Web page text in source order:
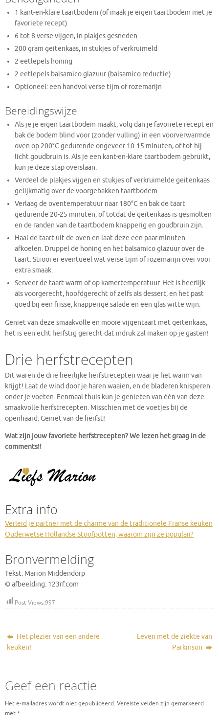
1 kant-en-klare taartbodem (of maak je eigen taartbodem met je
favoriete recept)
6 tot 8 verse vijgen, in plakjes gesneden
200 gram geitenkaas, in stukjes of verkruimeld
2 eetlepels honing
2 eetlepels balsamico glazuur (balsamico reductie)
Optioneel: een handvol verse tijm of rozemarijn
Bereidingswijze
Als je je eigen taartbodem maakt, volg dan je favoriete recept en
bak de bodem blind voor (zonder vulling) in een voorverwarmde
oven op 200°C gedurende ongeveer 10-15 minuten, of tot hij
licht goudbruin is. Als je een kant-en-klare taartbodem gebruikt,
kun je deze stap overslaan.
Verdeel de plakjes vijgen en stukjes of verkruimelde geitenkaas
gelijkmatig over de voorgebakken taartbodem.
Verlaag de oventemperatuur naar 180°C en bak de taart
gedurende 20-25 minuten, of totdat de geitenkaas is gesmolten
en de randen van de taartbodem knapperig en goudbruin zijn.
Haal de taart uit de oven en laat deze een paar minuten
afkoelen. Druppel de honing en het balsamico glazuur over de
taart. Strooi er eventueel wat verse tijm of rozemarijn over voor
extra smaak.
Serveer de taart warm of op kamertemperatuur. Het is heerlijk
als voorgerecht, hoofdgerecht of zelfs als dessert, en het past
goed bij een frisse, knapperige salade en een glas witte wijn.
Geniet van deze smaakvolle en mooie vijgentaart met geitenkaas,
het is een echt herfstig gerecht dat indruk zal maken op je gasten!
Drie herfstrecepten
Dit waren de drie heerlijke herfstrecepten waar je het warm van
krijgt! Laat de wind door je haren waaien, en de bladeren knisperen
onder je voeten. Eenmaal thuis kun je genieten van één van deze
smaakvolle herfstrecepten. Misschien met de voetjes bij de
openhaard. Geniet van de herfst!
Wat zijn jouw favoriete herfstrecepten? We lezen het graag in de
comments!!
Extra info
Verleid je partner met de charme van de traditionele Franse keuken
Ouderwetse Hollandse Stoofpotten, waarom zijn ze populair?
Bronvermelding
Tekst: Marion Middendorp
© afbeelding: 123rf.com
Post Views:997
Het plezier van een andere
keuken!
Leven met de ziekte van
Parkinson
Geef een reactie
Het e-mailadres wordt niet gepubliceerd. Vereiste velden zijn gemarkeerd
met*